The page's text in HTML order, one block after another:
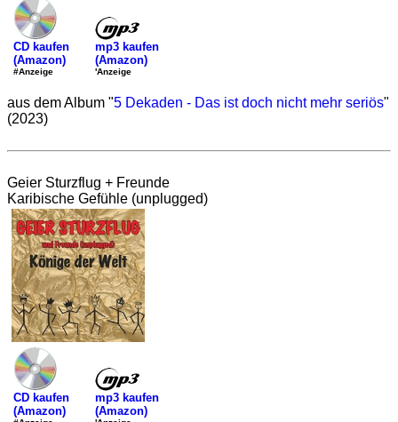
CD kaufen
(Amazon)
#Anzeige
mp3 kaufen
(Amazon)
'Anzeige
aus dem Album "5 Dekaden - Das ist doch nicht mehr seriös"
(2023)
Geier Sturzflug + Freunde
Karibische Gefühle (unplugged)
CD kaufen
(Amazon)
mp3 kaufen
(Amazon)